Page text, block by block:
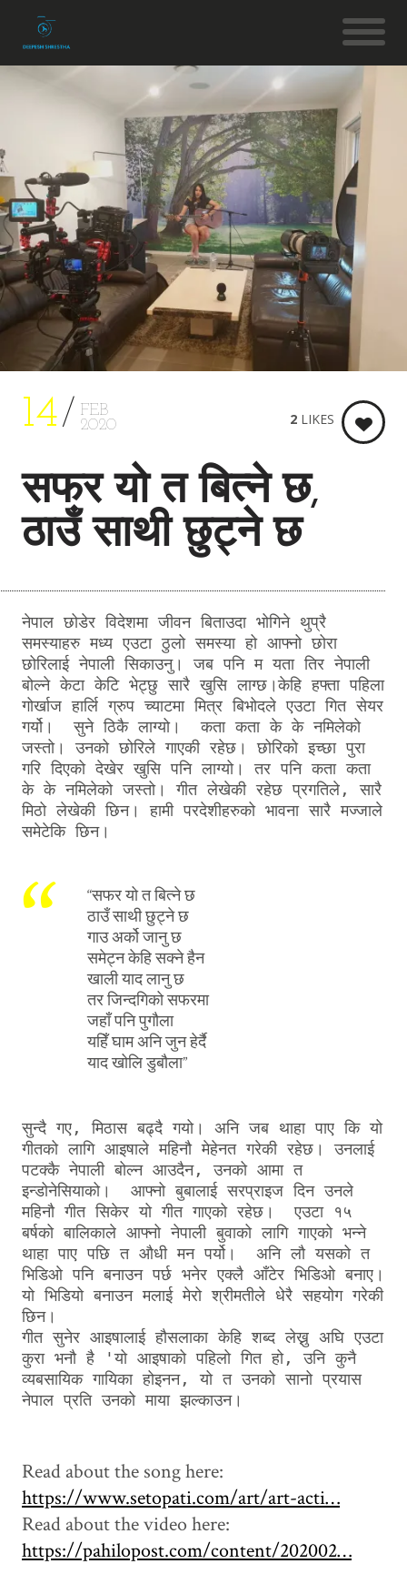
14
FEB
2020
सफर यो त बित्ने छ,
ठाउँ साथी छुट्ने छ
2 LIKES
नेपाल छोडेर विदेशमा जीवन बिताउदा भोगिने थुप्रै
समस्याहरु मध्य एउटा ठुलो समस्या हो आफ्नो छोरा
छोरिलाई नेपाली सिकाउनु। जब पनि म यता तिर नेपाली
बोल्ने केटा केटि भेट्छु सारै खुसि लाग्छ।केहि हफ्ता पहिला
गोर्खाज हार्लि ग्रुप च्याटमा मित्र बिभोदले एउटा गित सेयर
गर्यो।  सुने ठिकै लाग्यो।  कता कता के के नमिलेको
जस्तो। उनको छोरिले गाएकी रहेछ। छोरिको इच्छा पुरा
गरि दिएको देखेर खुसि पनि लाग्यो। तर पनि कता कता
के के नमिलेको जस्तो। गीत लेखेकी रहेछ प्रगतिले, सारै
मिठो लेखेकी छिन। हामी परदेशीहरुको भावना सारै मज्जाले
समेटेकि छिन।
“सफर यो त बित्ने छ
ठाउँ साथी छुट्ने छ
गाउ अर्को जानु छ
समेट्न केहि सक्ने हैन
खाली याद लानु छ
तर जिन्दगिको सफरमा
जहाँ पनि पुगौला
यहिँ घाम अनि जुन हेर्दै
याद खोलि डुबौला”
सुन्दै गए, मिठास बढ्दै गयो। अनि जब थाहा पाए कि यो
गीतको लागि आइषाले महिनौ मेहेनत गरेकी रहेछ। उनलाई
पटक्कै नेपाली बोल्न आउदैन, उनको आमा त
इन्डोनेसियाको।  आफ्नो बुबालाई सरप्राइज दिन उनले
महिनौ गीत सिकेर यो गीत गाएको रहेछ।  एउटा १५
बर्षको बालिकाले आफ्नो नेपाली बुवाको लागि गाएको भन्ने
थाहा पाए पछि त औधी मन पर्यो।  अनि लौ यसको त
भिडिओ पनि बनाउन पर्छ भनेर एक्लै आँटेर भिडिओ बनाए।
यो भिडियो बनाउन मलाई मेरो श्रीमतीले धेरै सहयोग गरेकी
छिन।
गीत सुनेर आइषालाई हौसलाका केहि शब्द लेख्नु अघि एउटा
कुरा भनौ है 'यो आइषाको पहिलो गित हो, उनि कुनै
व्यबसायिक गायिका होइनन, यो त उनको सानो प्रयास
नेपाल प्रति उनको माया झल्काउन।
Read about the song here:
https://www.setopati.com/art/art-acti…
Read about the video here:
https://pahilopost.com/content/202002…